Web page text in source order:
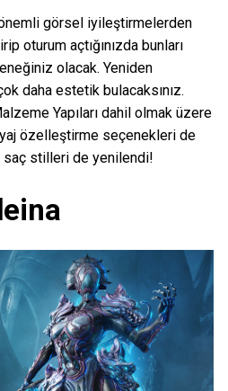
görsel iyileştirmelerden
oturum açtığınızda bunları
olacak. Yeniden
daha estetik bulacaksınız.
Yapıları dahil olmak üzere
özelleştirme seçenekleri de
saç stilleri de yenilendi!